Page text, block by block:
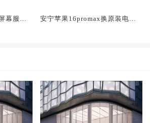
幕服务
安宁苹果16promax换原装电池